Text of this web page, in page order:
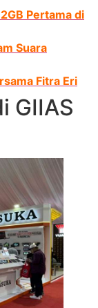
Pertama di
Suara
Fitra Eri
GIIAS